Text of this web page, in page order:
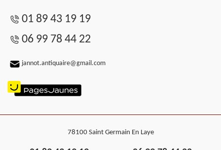
01 89 43 19 19
06 99 78 44 22
jannot.antiquaire@gmail.com
78100 Saint Germain En Laye